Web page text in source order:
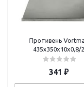
Противень
435х350х10х0,8/2
341 ₽